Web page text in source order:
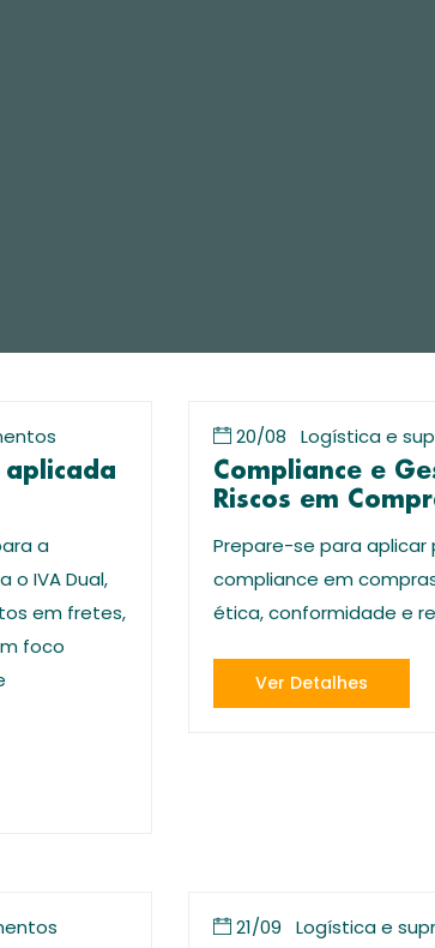
a
o IVA Dual,
em fretes,
foco
20/08 Logística e
Compliance e
Riscos em
Prepare-se para aplicar
compliance em
ética, conformidade e
Ver Detalhes
21/09 Logística e